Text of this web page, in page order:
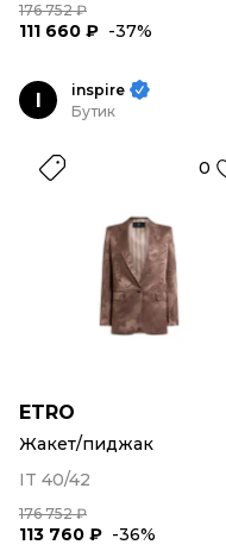
176 752 ₽
111 660 ₽ -37%
I
inspire
Бутик
0
ETRO
Жакет/пиджак
IT 40/42
176 752 ₽
113 760 ₽ -36%